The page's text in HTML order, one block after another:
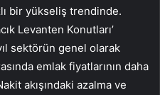
bir yükseliş trendinde.
Levanten Konutları’
sektörün genel olarak
emlak fiyatlarının daha
akışındaki azalma ve